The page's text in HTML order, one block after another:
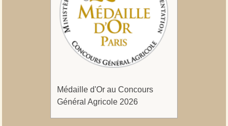
Médaille d'Or au Concours
Général Agricole 2026